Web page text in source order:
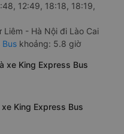
12:49, 18:18, 18:19,
- Hà Nội đi Lào Cai
Bus khoảng: 5.8 giờ
xe King Express Bus
King Express Bus